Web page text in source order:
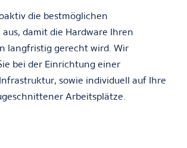
die bestmöglichen
damit die Hardware Ihren
langfristig gerecht wird. Wir
bei der Einrichtung einer
sowie individuell auf Ihre
Arbeitsplätze.